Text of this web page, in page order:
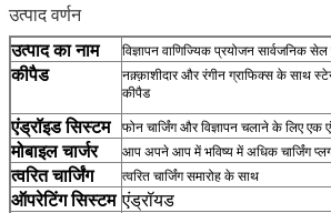
उत्पाद वर्णन
उत्पाद का नाम विज्ञापन वाणिज्यिक प्रयोजन सार्वजनिक
कीपैड
नक़्क़ाशीदार और रंगीन ग्राफिक्स के साथ
कीपैड
एंड्रॉइड सिस्टम फोन चार्जिंग और विज्ञापन चलाने के लिए एक
मोबाइल चार्जर आप अपने आप में भविष्य में अधिक चार्जिंग
त्वरित चार्जिंग त्वरित चार्जिंग समारोह के साथ
ऑपरेटिंग सिस्टम एंड्रॉयड